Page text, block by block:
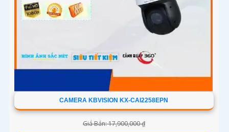
CAMERA KBVISION KX-CAI2258EPN
Giá Bán: 17,900,000 ₫